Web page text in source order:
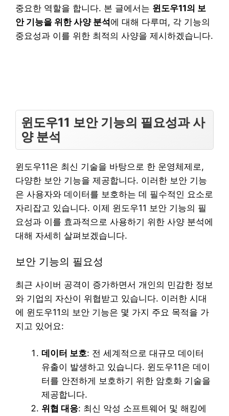
중요한 역할을 합니다. 본 글에서는 윈도우11의 보
안 기능을 위한 사양 분석에 대해 다루며, 각 기능의
중요성과 이를 위한 최적의 사양을 제시하겠습니다.
윈도우11 보안 기능의 필요성과 사
양 분석
윈도우11은 최신 기술을 바탕으로 한 운영체제로,
다양한 보안 기능을 제공합니다. 이러한 보안 기능
은 사용자와 데이터를 보호하는 데 필수적인 요소로
자리잡고 있습니다. 이제 윈도우11 보안 기능의 필
요성과 이를 효과적으로 사용하기 위한 사양 분석에
대해 자세히 살펴보겠습니다.
보안 기능의 필요성
최근 사이버 공격이 증가하면서 개인의 민감한 정보
와 기업의 자산이 위협받고 있습니다. 이러한 시대
에 윈도우11의 보안 기능은 몇 가지 주요 목적을 가
지고 있어요:
데이터 보호: 전 세계적으로 대규모 데이터
유출이 발생하고 있습니다. 윈도우11은 데이
터를 안전하게 보호하기 위한 암호화 기술을
제공합니다.
위협 대응: 최신 악성 소프트웨어 및 해킹에